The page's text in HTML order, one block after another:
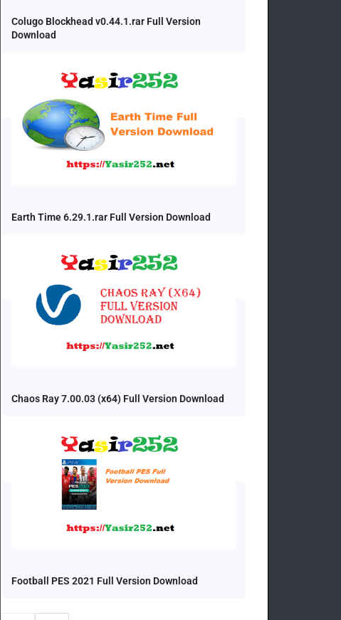
Colugo Blockhead v0.44.1.rar Full Version
Download
Earth Time 6.29.1.rar Full Version Download
Chaos Ray 7.00.03 (x64) Full Version Download
Football PES 2021 Full Version Download